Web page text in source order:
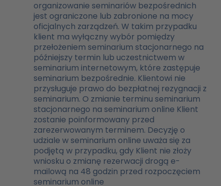
organizowanie seminariów bezpośrednich
jest ograniczone lub zabronione na mocy
oficjalnych zarządzeń. W takim przypadku
klient ma wyłączny wybór pomiędzy
przełożeniem seminarium stacjonarnego na
późniejszy termin lub uczestnictwem w
seminarium internetowym, które zastępuje
seminarium bezpośrednie. Klientowi nie
przysługuje prawo do bezpłatnej rezygnacji z
seminarium. O zmianie terminu seminarium
stacjonarnego na seminarium online Klient
zostanie poinformowany przed
zarezerwowanym terminem. Decyzję o
udziale w seminarium online uważa się za
podjętą w przypadku, gdy Klient nie złoży
wniosku o zmianę rezerwacji drogą e-
mailową na 48 godzin przed rozpoczęciem
seminarium online